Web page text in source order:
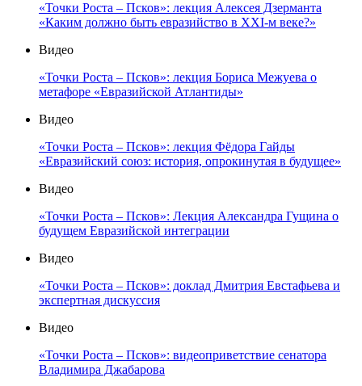
«Точки Роста – Псков»: лекция Алексея Дзерманта
«Каким должно быть евразийство в XXI-м веке?»
Видео
«Точки Роста – Псков»: лекция Бориса Межуева о
метафоре «Евразийской Атлантиды»
Видео
«Точки Роста – Псков»: лекция Фёдора Гайды
«Евразийский союз: история, опрокинутая в будущее»
Видео
«Точки Роста – Псков»: Лекция Александра Гущина о
будущем Евразийской интеграции
Видео
«Точки Роста – Псков»: доклад Дмитрия Евстафьева и
экспертная дискуссия
Видео
«Точки Роста – Псков»: видеоприветствие сенатора
Владимира Джабарова